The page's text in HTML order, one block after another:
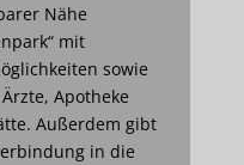
Nähe
mit
sowie
Apotheke
Außerdem gibt
in die